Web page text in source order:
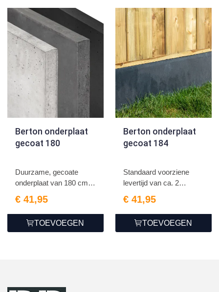
Berton onderplaat
gecoat 180
Duurzame, gecoate
onderplaat van 180 cm
€ 41,95
TOEVOEGEN
Berton onderplaat
gecoat 184
Standaard voorziene
levertijd van ca. 2
€ 41,95
TOEVOEGEN